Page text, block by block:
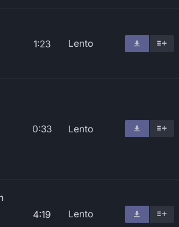
1:23 Lento
0:33 Lento
4:19 Lento